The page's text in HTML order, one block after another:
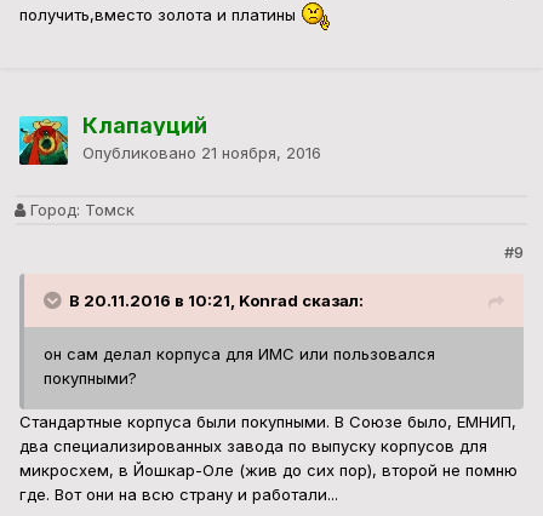
получить,вместо золота и платины
Клапауций
Опубликовано 21 ноября, 2016
Город: Томск
#9
В 20.11.2016 в 10:21, Konrad сказал:
он сам делал корпуса для ИМС или пользовался
покупными?
Стандартные корпуса были покупными. В Союзе было, ЕМНИП,
два специализированных завода по выпуску корпусов для
микросхем, в Йошкар-Оле (жив до сих пор), второй не помню
где. Вот они на всю страну и работали...